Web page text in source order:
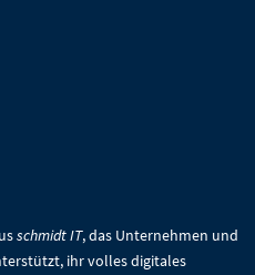
schmidt IT, das Unternehmen und
ihr volles digitales